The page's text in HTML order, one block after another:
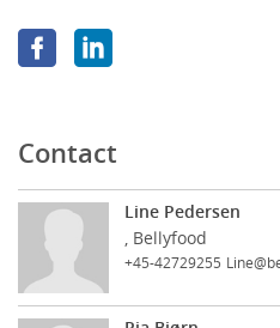
Contact
Line Pedersen
, Bellyfood
+45-42729255